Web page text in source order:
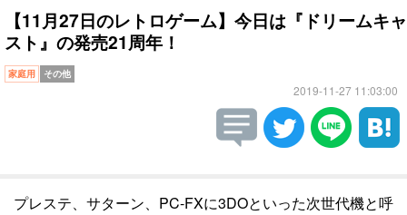
【11月27日のレトロゲーム】今日は『ドリームキャ
スト』の発売21周年！
家庭用 その他
2019-11-27 11:03:00
プレステ、サターン、PC-FXに3DOといった次世代機と呼